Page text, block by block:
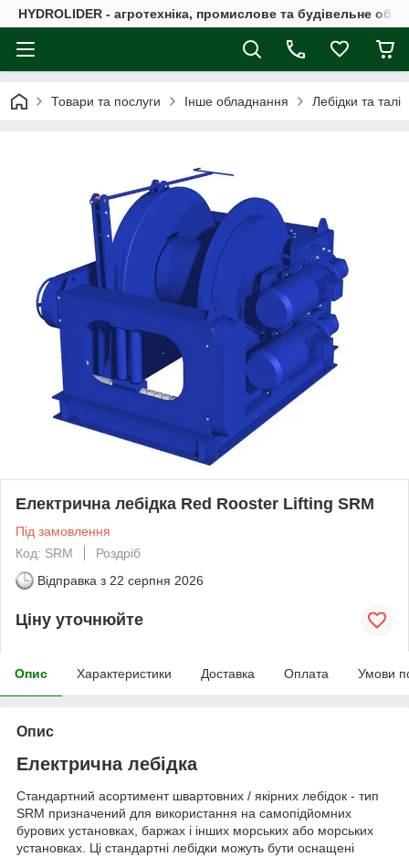
HYDROLIDER - агротехніка, промислове та будівельне
Товари та послуги Інше обладнання Лебідки та талі
Електрична лебідка Red Rooster Lifting SRM
Під замовлення
Код: SRM
Роздріб
Відправка з 22 серпня 2026
Ціну уточнюйте
Опис Характеристики Доставка Оплата Умови
Опис
Електрична лебідка
Стандартний асортимент швартовних / якірних лебідок - тип
SRM призначений для використання на самопідйомних
бурових установках, баржах і інших морських або морських
установках. Ці стандартні лебідки можуть бути оснащені